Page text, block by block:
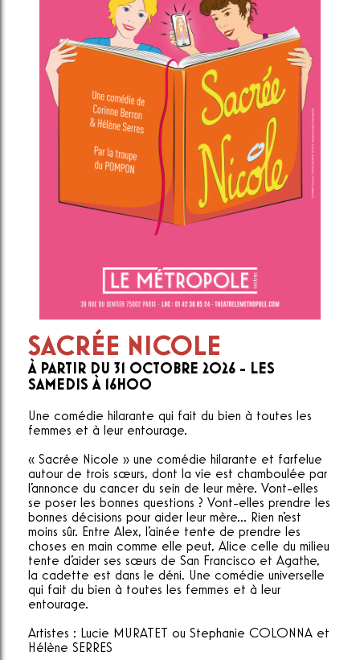
SACRÉE NICOLE
À PARTIR DU 31 OCTOBRE 2026 - LES
SAMEDIS À 16H00
Une comédie hilarante qui fait du bien à toutes les
femmes et à leur entourage.
« Sacrée Nicole » une comédie hilarante et farfelue
autour de trois sœurs, dont la vie est chamboulée par
l'annonce du cancer du sein de leur mère. Vont-elles
se poser les bonnes questions ? Vont-elles prendre les
bonnes décisions pour aider leur mère... Rien n'est
moins sûr. Entre Alex, l'ainée tente de prendre les
choses en main comme elle peut, Alice celle du milieu
tente d'aider ses sœurs de San Francisco et Agathe,
la cadette est dans le déni. Une comédie universelle
qui fait du bien à toutes les femmes et à leur
entourage.
Artistes : Lucie MURATET ou Stephanie COLONNA et
Hélène SERRES